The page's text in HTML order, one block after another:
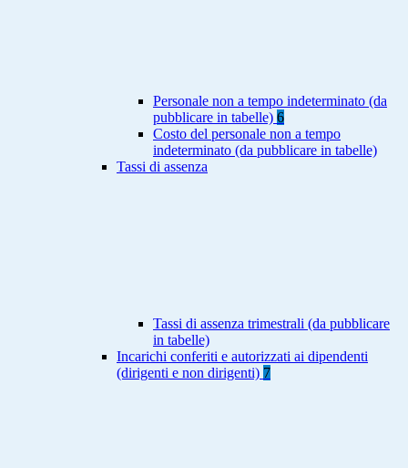
Personale non a tempo indeterminato (da
pubblicare in tabelle) 6
Costo del personale non a tempo
indeterminato (da pubblicare in tabelle)
Tassi di assenza
Tassi di assenza trimestrali (da pubblicare
in tabelle)
Incarichi conferiti e autorizzati ai dipendenti
(dirigenti e non dirigenti) 7